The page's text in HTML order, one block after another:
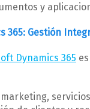
y
365: Gestión
Dynamics 365